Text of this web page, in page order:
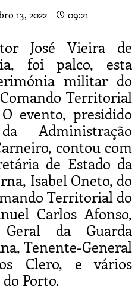
13, 2022 09:21
José Vieira de
foi palco, esta
militar do
Territorial
evento, presidido
Administração
contou com
de Estado da
Isabel Oneto, do
Territorial do
Carlos Afonso,
da Guarda
Tenente-General
Clero, e vários
Porto.